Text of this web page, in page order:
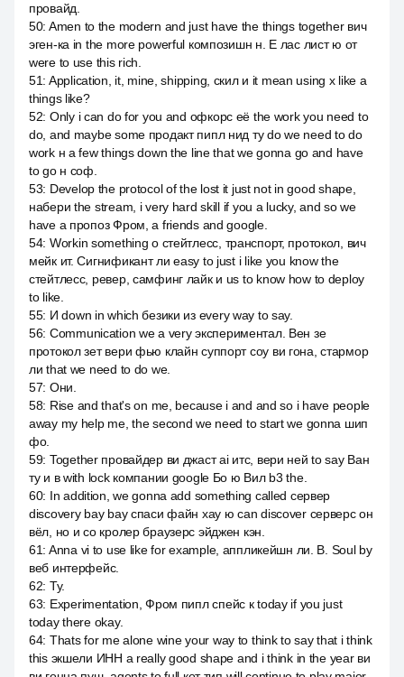
провайд.
50: Amen to the modern and just have the things together вич
эген-ка in the more powerful композишн н. Е лас лист ю от
were to use this rich.
51: Application, it, mine, shipping, скил и it mean using x like a
things like?
52: Only i can do for you and офкорс её the work you need to
do, and maybe some продакт пипл нид ту do we need to do
work н a few things down the line that we gonna go and have
to go н соф.
53: Develop the protocol of the lost it just not in good shape,
набери the stream, i very hard skill if you a lucky, and so we
have a пропоз Фром, а friends and google.
54: Workin something о стейтлесс, транспорт, протокол, вич
мейк ит. Сигнификант ли easy to just i like you know the
стейтлесс, ревер, самфинг лайк и us to know how to deploy
to like.
55: И down in which безики из every way to say.
56: Communication we a very экспериментал. Вен зе
протокол зет вери фью клайн суппорт соу ви гона, стармор
ли that we need to do we.
57: Они.
58: Rise and that's on me, because i and and so i have people
away my help me, the second we need to start we gonna шип
фо.
59: Together провайдер ви джаст ai итс, вери ней to say Ван
ту и в with lock компании google Бо ю Вил b3 the.
60: In addition, we gonna add something called сервер
discovery bay bay спаси файн хау ю can discover серверс он
вёл, но и со кролер браузерс эйджен кэн.
61: Anna vi to use like for example, аппликейшн ли. B. Soul by
веб интерфейс.
62: Ту.
63: Experimentation, Фром пипл спейс к today if you just
today there okay.
64: Thats for me alone wine your way to think to say that i think
this экшели ИНН a really good shape and i think in the year ви